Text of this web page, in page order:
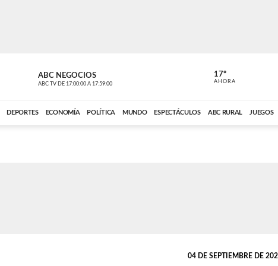
ABC NEGOCIOS
ABC TV DE 17:00:00 A 17:59:00 ABC CARDINAL
17º
AHORA
DEPORTES ECONOMÍA POLÍTICA MUNDO ESPECTÁCULOS ABC RURAL JUEGOS
04 DE SEPTIEMBRE DE